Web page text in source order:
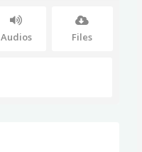
Audios Files